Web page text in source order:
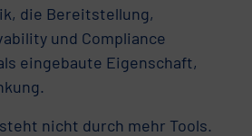
die Bereitstellung,
und Compliance
eingebaute Eigenschaft,
nicht durch mehr Tools.